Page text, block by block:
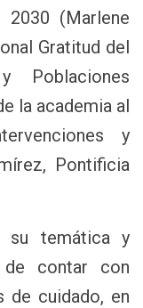
2030 (Marlene
Gratitud del
la academia al
y
Pontificia
su temática y
contar con
de cuidado, en